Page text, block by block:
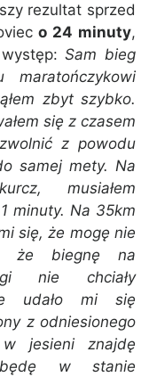
rezultat sprzed
o 24 minuty,
Sam bieg
zbyt szybko.
się z czasem
z powodu
samej mety. Na
musiałem
minuty. Na 35km
się, że mogę nie
że biegnę na
nie chciały
udało mi się
z odniesionego
jesieni znajdę
w stanie